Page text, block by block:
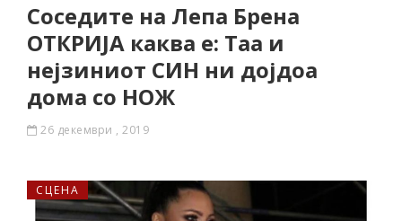
Соседите на Лепа Брена
ОТКРИЈА каква е: Таа и
нејзиниот СИН ни дојдоа
дома со НОЖ
26 декември , 2019
СЦЕНА